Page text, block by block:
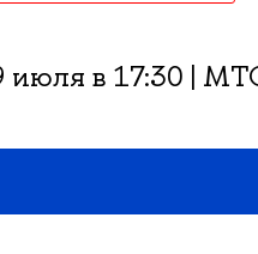
июля в 17:30 |